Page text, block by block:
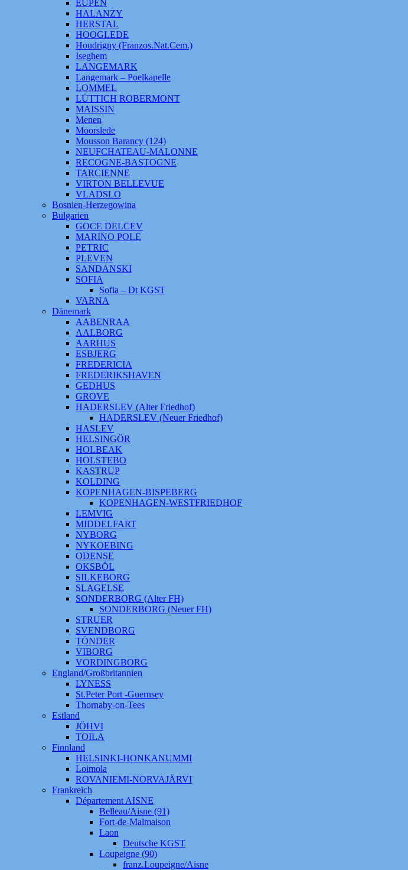
EUPEN
HALANZY
HERSTAL
HOOGLEDE
Houdrigny (Franzos.Nat.Cem.)
Iseghem
LANGEMARK
Langemark – Poelkapelle
LOMMEL
LÜTTICH ROBERMONT
MAISSIN
Menen
Moorslede
Mousson Barancy (124)
NEUFCHATEAU-MALONNE
RECOGNE-BASTOGNE
TARCIENNE
VIRTON BELLEVUE
VLADSLO
Bosnien-Herzegowina
Bulgarien
GOCE DELCEV
MARINO POLE
PETRIC
PLEVEN
SANDANSKI
SOFIA
Sofia – Dt KGST
VARNA
Dänemark
AABENRAA
AALBORG
AARHUS
ESBJERG
FREDERICIA
FREDERIKSHAVEN
GEDHUS
GROVE
HADERSLEV (Alter Friedhof)
HADERSLEV (Neuer Friedhof)
HASLEV
HELSINGÖR
HOLBEAK
HOLSTEBO
KASTRUP
KOLDING
KOPENHAGEN-BISPEBERG
KOPENHAGEN-WESTFRIEDHOF
LEMVIG
MIDDELFART
NYBORG
NYKOEBING
ODENSE
OKSBÖL
SILKEBORG
SLAGELSE
SONDERBORG (Alter FH)
SONDERBORG (Neuer FH)
STRUER
SVENDBORG
TÖNDER
VIBORG
VORDINGBORG
England/Großbritannien
LYNESS
St.Peter Port -Guernsey
Thornaby-on-Tees
Estland
JÖHVI
TOILA
Finnland
HELSINKI-HONKANUMMI
Loimola
ROVANIEMI-NORVAJÄRVI
Frankreich
Département AISNE
Belleau/Aisne (91)
Fort-de-Malmaison
Laon
Deutsche KGST
Loupeigne (90)
franz.Loupeigne/Aisne